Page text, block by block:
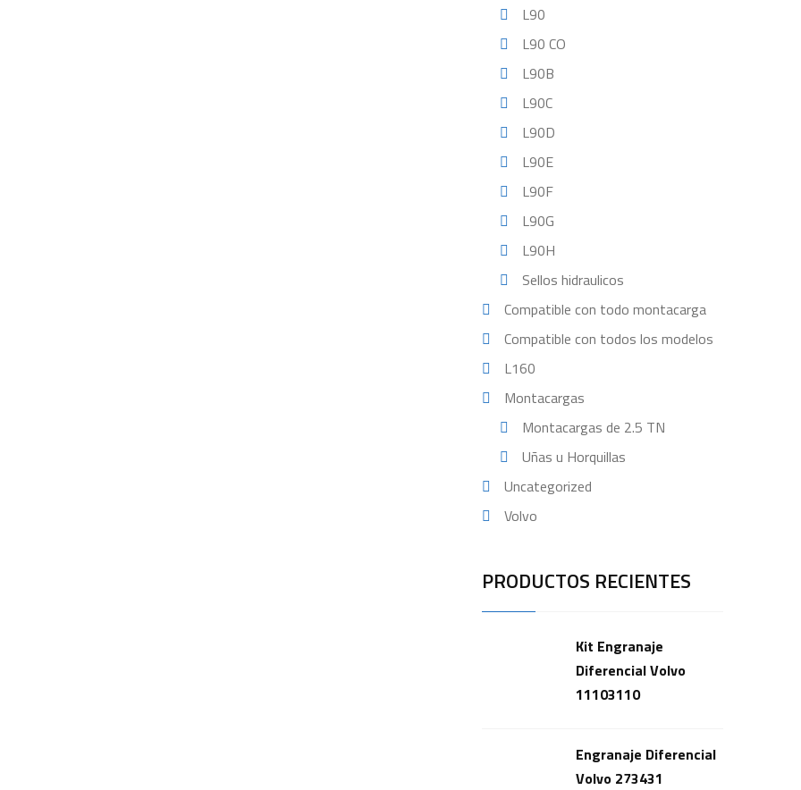
L90
L90 CO
L90B
L90C
L90D
L90E
L90F
L90G
L90H
Sellos hidraulicos
Compatible con todo montacarga
Compatible con todos los modelos
L160
Montacargas
Montacargas de 2.5 TN
Uñas u Horquillas
Uncategorized
Volvo
PRODUCTOS RECIENTES
Kit Engranaje
Diferencial Volvo
11103110
Engranaje Diferencial
Volvo 273431